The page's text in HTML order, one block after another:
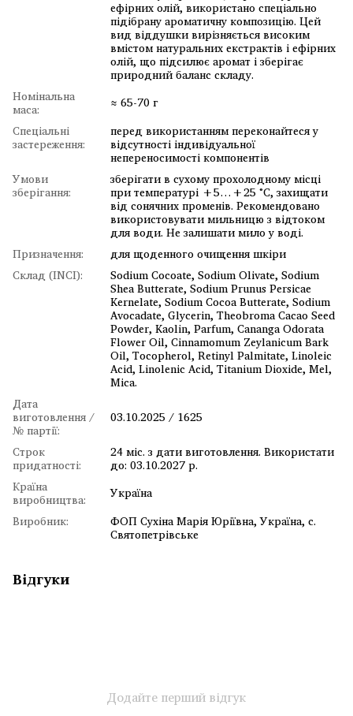
ефірних олій, використано спеціально
підібрану ароматичну композицію. Цей
вид віддушки вирізняється високим
вмістом натуральних екстрактів і ефірних
олій, що підсилює аромат і зберігає
природний баланс складу.
Номінальна
маса:
≈ 65-70 г
Спеціальні
застереження:
перед використанням переконайтеся у
відсутності індивідуальної
непереносимості компонентів
Умови
зберігання:
зберігати в сухому прохолодному місці
при температурі +5…+25 °C, захищати
від сонячних променів. Рекомендовано
використовувати мильницю з відтоком
для води. Не залишати мило у воді.
Призначення:
для щоденного очищення шкіри
Склад (INCI):
Sodium Cocoate, Sodium Olivate, Sodium
Shea Butterate, Sodium Prunus Persicae
Kernelate, Sodium Cocoa Butterate, Sodium
Avocadate, Glycerin, Theobroma Cacao Seed
Powder, Kaolin, Parfum, Cananga Odorata
Flower Oil, Cinnamomum Zeylanicum Bark
Oil, Tocopherol, Retinyl Palmitate, Linoleic
Acid, Linolenic Acid, Titanium Dioxide, Mel,
Mica.
Дата
виготовлення /
№ партії:
03.10.2025 / 1625
Строк
придатності:
24 міс. з дати виготовлення. Використати
до: 03.10.2027 р.
Країна
виробництва:
Україна
Виробник:
ФОП Сухіна Марія Юріївна, Україна, с.
Святопетрівське
Відгуки
Додайте перший відгук